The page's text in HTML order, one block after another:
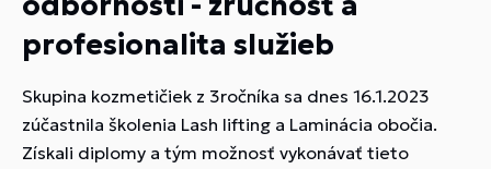
profesionalita služieb
Skupina kozmetičiek z 3ročníka sa dnes 16.1.2023
zúčastnila školenia Lash lifting a Laminácia obočia.
Získali diplomy a tým možnosť vykonávať tieto